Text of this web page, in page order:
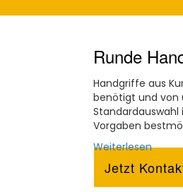
Runde
Handgriffe aus
benötigt und von
Standardauswahl
Vorgaben
Weiterlesen
Jetzt